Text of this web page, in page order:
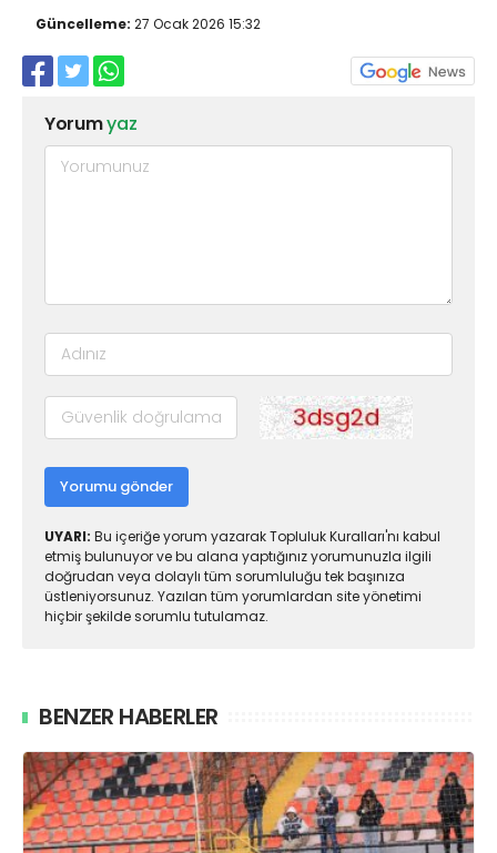
Güncelleme: 27 Ocak 2026 15:32
Yorumyaz
Yorumu gönder
UYARI: Bu içeriğe yorum yazarak Topluluk Kuralları'nı kabul
etmiş bulunuyor ve bu alana yaptığınız yorumunuzla ilgili
doğrudan veya dolaylı tüm sorumluluğu tek başınıza
üstleniyorsunuz. Yazılan tüm yorumlardan site yönetimi
hiçbir şekilde sorumlu tutulamaz.
BENZER HABERLER